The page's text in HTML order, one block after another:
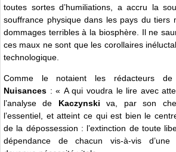
toutes sortes d’humiliations, a accru la
souffrance physique dans les pays du tiers
dommages terribles à la biosphère. Il ne
ces maux ne sont que les corollaires
technologique.
Comme le notaient les rédacteurs de
Nuisances : « A qui voudra le lire avec
l’analyse de Kaczynski va, par son
l’essentiel, et atteint ce qui est bien le
de la dépossession : l’extinction de toute
dépendance de chacun vis-à-vis d’une